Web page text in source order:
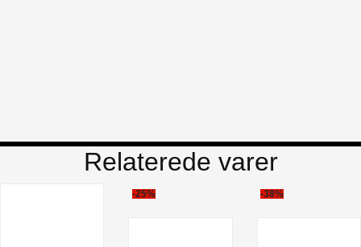
Relaterede varer
-25% -38%